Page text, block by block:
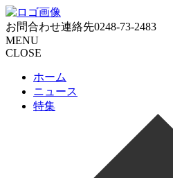
お問合わせ連絡先0248-73-2483
MENU
CLOSE
ホーム
ニュース
特集